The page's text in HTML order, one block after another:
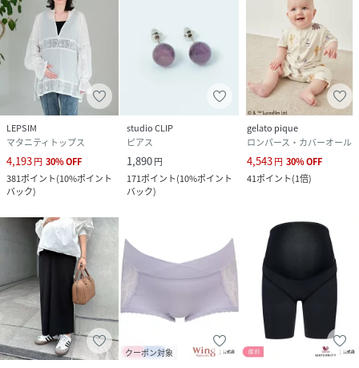
LEPSIM
マタニティトップス
4,193円 30%OFF
381ポイント(10%ポイント
バック)
studio CLIP
ピアス
1,890円
171ポイント(10%ポイント
バック)
gelato pique
ロンパース・カバーオール
4,543円 30%OFF
41ポイント(1倍)
クーポン対象